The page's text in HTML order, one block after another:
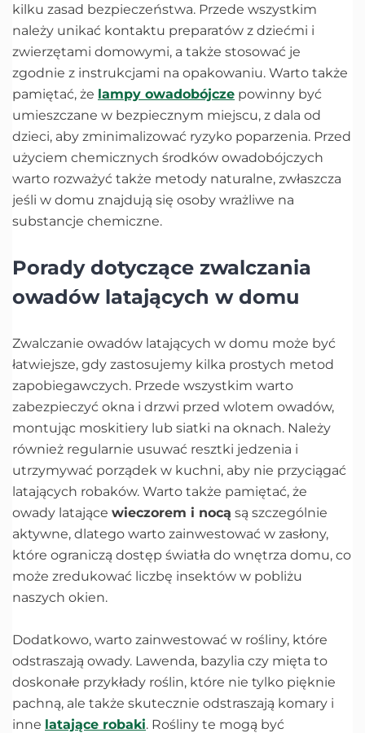
kilku zasad bezpieczeństwa. Przede wszystkim
należy unikać kontaktu preparatów z dziećmi i
zwierzętami domowymi, a także stosować je
zgodnie z instrukcjami na opakowaniu. Warto także
pamiętać, że lampy owadobójcze powinny być
umieszczane w bezpiecznym miejscu, z dala od
dzieci, aby zminimalizować ryzyko poparzenia. Przed
użyciem chemicznych środków owadobójczych
warto rozważyć także metody naturalne, zwłaszcza
jeśli w domu znajdują się osoby wrażliwe na
substancje chemiczne.
Porady dotyczące zwalczania
owadów latających w domu
Zwalczanie owadów latających w domu może być
łatwiejsze, gdy zastosujemy kilka prostych metod
zapobiegawczych. Przede wszystkim warto
zabezpieczyć okna i drzwi przed wlotem owadów,
montując moskitiery lub siatki na oknach. Należy
również regularnie usuwać resztki jedzenia i
utrzymywać porządek w kuchni, aby nie przyciągać
latających robaków. Warto także pamiętać, że
owady latające wieczorem i nocą są szczególnie
aktywne, dlatego warto zainwestować w zasłony,
które ograniczą dostęp światła do wnętrza domu, co
może zredukować liczbę insektów w pobliżu
naszych okien.
Dodatkowo, warto zainwestować w rośliny, które
odstraszają owady. Lawenda, bazylia czy mięta to
doskonałe przykłady roślin, które nie tylko pięknie
pachną, ale także skutecznie odstraszają komary i
inne latające robaki. Rośliny te mogą być